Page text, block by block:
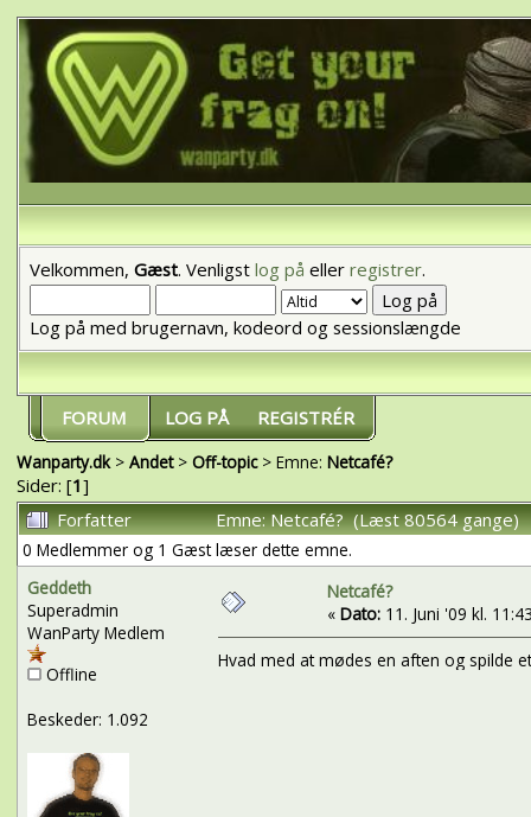
Velkommen, Gæst. Venligst log på eller registrer.
Log på med brugernavn, kodeord og sessionslængde
FORUM LOG PÅ REGISTRÉR
Wanparty.dk> Andet> Off-topic> Emne: Netcafé?
Sider: [1]
Forfatter
Emne: Netcafé? (Læst 80564 gange)
0 Medlemmer og 1 Gæst læser dette emne.
Geddeth
Superadmin
WanParty Medlem
Offline
Beskeder: 1.092
Netcafé?
« Dato:11. Juni '09 kl.
Hvad med at mødes en aften og spilde